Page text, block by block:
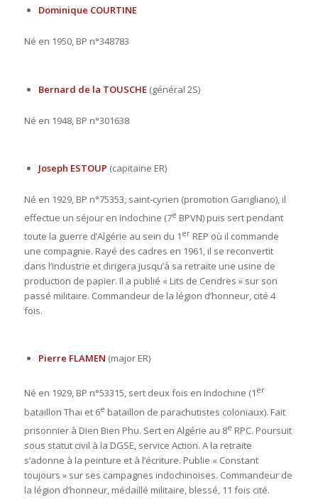
Dominique COURTINE
Né en 1950, BP n°348783
Bernard de la TOUSCHE(général 2S)
Né en 1948, BP n°301638
Joseph ESTOUP (capitaine ER)
Né en 1929, BP n°75353, saint-cyrien (promotion Garigliano), il
effectue un séjour en Indochine (7e BPVN) puis sert pendant
toute la guerre d’Algérie au sein du 1 erREP où il commande
une compagnie. Rayé des cadres en 1961, il se reconvertit
dans l’industrie et dirigera jusqu’à sa retraite une usine de
production de papier. Il a publié « Lits de Cendres » sur son
passé militaire. Commandeur de la légion d’honneur, cité 4
fois.
Pierre FLAMEN (major ER)
Né en 1929, BP n°53315, sert deux fois en Indochine (1 er
bataillon Thai et 6e bataillon de parachutistes coloniaux). Fait
prisonnier à Dien Bien Phu. Sert en Algérie au 8e RPC. Poursuit
sous statut civil à la DGSE, service Action. A la retraite
s’adonne à la peinture et à l’écriture. Publie « Constant
toujours » sur ses campagnes indochinoises. Commandeur de
la légion d’honneur, médaillé militaire, blessé, 11 fois cité.